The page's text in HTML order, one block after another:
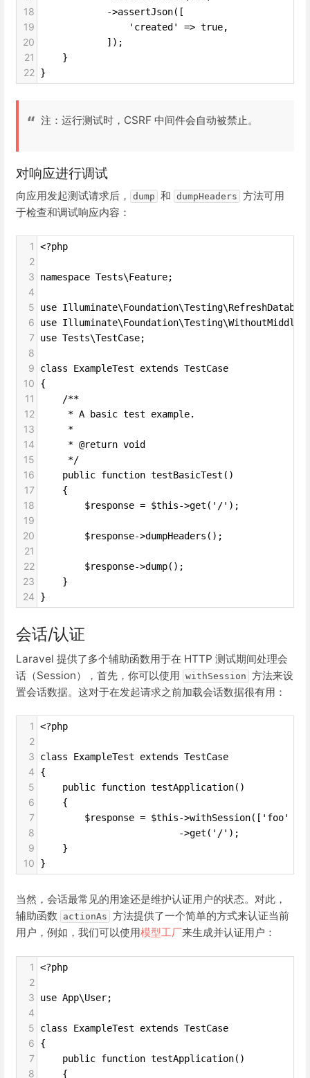
18
            ->assertJson([
19
                'created' => true,
20
            ]);
21
    }
22 }
注：运行测试时，CSRF 中间件会自动被禁止。
对响应进行调试
向应用发起测试请求后， dump 和 dumpHeaders 方法可用
于检查和调试响应内容：
1 <?php
2
3
namespace Tests\Feature;
4
5
use
6 use
7 use Tests\TestCase;
8
9
class ExampleTest extends TestCase
10 {
11
    /**
12
     * A basic test example.
13
     *
14
     * @return void
15
     */
16
    public function testBasicTest()
17
    {
18
        $response = $this->get('/');
19
20
        $response->dumpHeaders();
21
22
        $response->dump();
23
    }
24 }
会话/认证
Laravel 提供了多个辅助函数用于在 HTTP 测试期间处理会
话（Session），首先，你可以使用 withSession 方法来设
置会话数据。这对于在发起请求之前加载会话数据很有用：
1 <?php
2
3
class ExampleTest extends TestCase
4 {
5
    public function testApplication()
6
    {
7
$response = $this->withSession(['foo' =>
8
                         ->get('/');
9
    }
10 }
当然，会话最常见的用途还是维护认证用户的状态。对此，
辅助函数
actionAs 方法提供了一个简单的方式来认证当前
用户，例如，我们可以使用模型工厂来生成并认证用户：
1 <?php
2
3
use App\User;
4
5
class ExampleTest extends TestCase
6 {
7
    public function testApplication()
8
    {